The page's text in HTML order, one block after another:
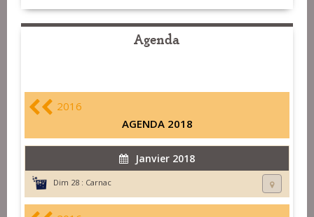
Agenda
2016
AGENDA 2018
Janvier 2018
Dim 28 : Carnac